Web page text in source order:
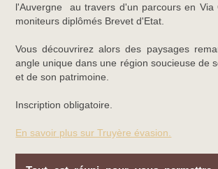
l'Auvergne au travers d'un parcours en Via
moniteurs diplômés Brevet d'Etat.
Vous découvrirez alors des paysages
angle unique dans une région soucieuse de
et de son patrimoine.
Inscription obligatoire.
En savoir plus sur Truyère évasion.